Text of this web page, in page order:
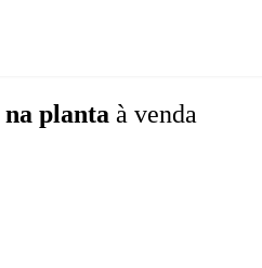
na planta à venda